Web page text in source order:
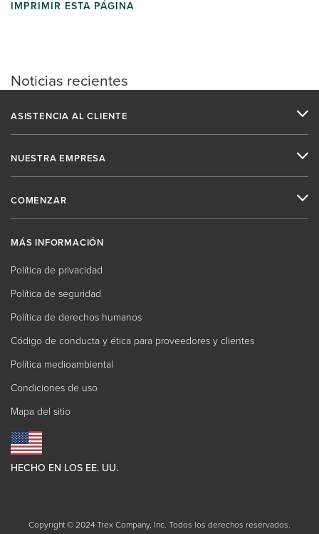
Noticias recientes
IMPRIMIR ESTA PÁGINA
ASISTENCIA AL CLIENTE
NUESTRA EMPRESA
COMENZAR
MÁS INFORMACIÓN
Política de privacidad
Política de seguridad
Política de derechos humanos
Código de conducta y ética para proveedores y clientes
Política medioambiental
Condiciones de uso
Mapa del sitio
HECHO EN LOS EE. UU.
Copyright © 2024 Trex Company, Inc. Todos los derechos reservados.